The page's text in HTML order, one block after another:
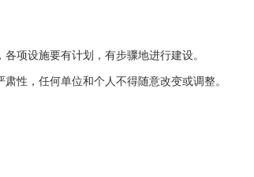
项设施要有计划，有步骤地进行建设。
性，任何单位和个人不得随意改变或调整。